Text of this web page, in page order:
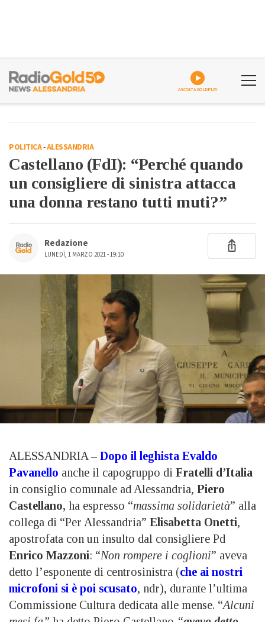
ASCOLTA GOLDPLAY
POLITICA-ALESSANDRIA
Castellano (FdI): “Perché quando
un consigliere di sinistra attacca
una donna restano tutti muti?”
Redazione
LUNEDÌ, 1 MARZO 2021 - 19:10
ALESSANDRIA – Dopo il leghista Evaldo
Pavanello anche il capogruppo di Fratelli d’Italia
in consiglio comunale ad Alessandria, Piero
Castellano, ha espresso “massima solidarietà” alla
collega di “Per Alessandria” Elisabetta Onetti,
apostrofata con un insulto dal consigliere Pd
Enrico Mazzoni: “Non rompere i coglioni” aveva
detto l’esponente di centrosinistra (che ai nostri
microfoni si è poi scusato, ndr), durante l’ultima
Commissione Cultura dedicata alle mense. “Alcuni